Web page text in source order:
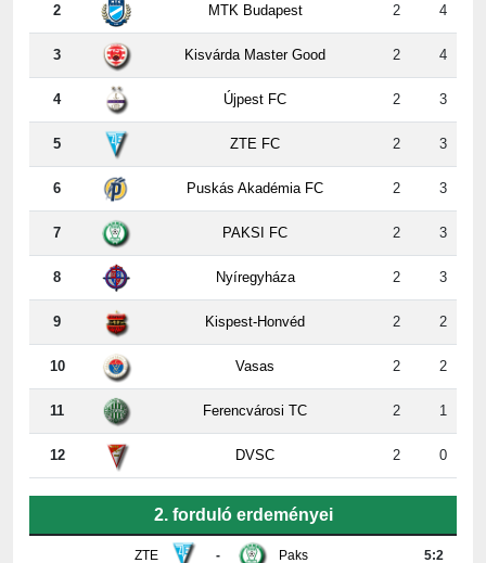
2 MTK Budapest 2 4
3 Kisvárda Master Good 2 4
4 Újpest FC 2 3
5 ZTE FC 2 3
6 Puskás Akadémia FC 2 3
7 PAKSI FC 2 3
8 Nyíregyháza 2 3
9 Kispest-Honvéd 2 2
10 Vasas 2 2
11 Ferencvárosi TC 2 1
12 DVSC 2 0
2. forduló erdeményei
ZTE - Paks 5:2